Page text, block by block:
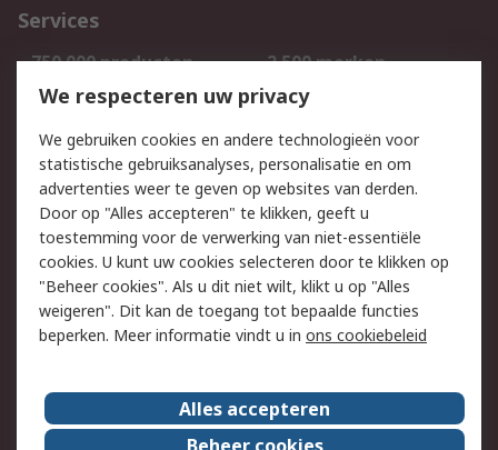
Services
750.000 producten
2.500 merken
Bestellen
Inkoopoplossingen
Track & Trace
Wettelijk
Cookiebeleid
Email veiligheid
Privacybeleid
Websitevoorwaarden
Algemene
verkoopvoorwaarden
Over RS
RS Group Over ons
We respecteren uw privacy
We gebruiken cookies en andere technologieën voor
statistische gebruiksanalyses, personalisatie en om
advertenties weer te geven op websites van derden.
Door op "Alles accepteren" te klikken, geeft u
toestemming voor de verwerking van niet-essentiële
cookies. U kunt uw cookies selecteren door te klikken op
"Beheer cookies". Als u dit niet wilt, klikt u op "Alles
weigeren". Dit kan de toegang tot bepaalde functies
beperken. Meer informatie vindt u in ons cookiebeleid
Alles accepteren